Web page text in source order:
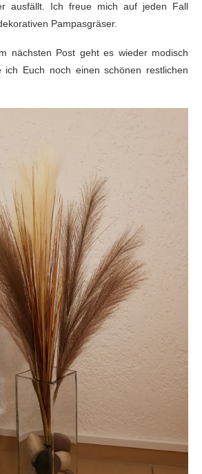
ausfällt. Ich freue mich auf jeden Fall
Pampasgräser.
nächsten Post geht es wieder modisch
ich Euch noch einen schönen restlichen